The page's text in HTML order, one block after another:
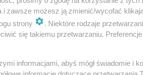
liczba zakażeń HIV.
wzrost zakażeń.
i zawsze możesz ją zmienić/wycofać
strony
. Niektóre rodzaje
się takiemu przetwarzaniu.
informacjami, abyś mógł świadomie i